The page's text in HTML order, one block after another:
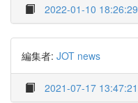
2022-01-10 18:26:29
編集者: JOT news
2021-07-17 13:47:21